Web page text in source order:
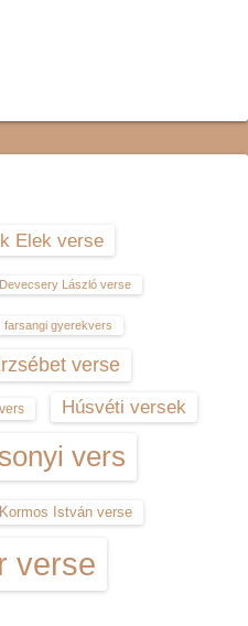
Elek verse
Devecsery László verse
farsangi gyerekvers
verse
Húsvéti versek
vers
Kormos István verse
verse